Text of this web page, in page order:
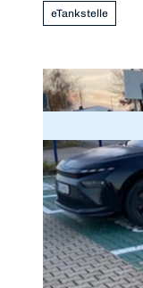
eTankstelle